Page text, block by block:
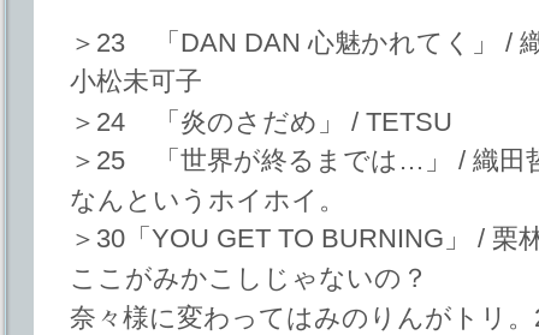
＞23 「DAN DAN 心魅かれてく」 /
小松未可子
＞24 「炎のさだめ」 / TETSU
＞25 「世界が終るまでは…」 / 織田
なんというホイホイ。
＞30「YOU GET TO BURNING」 / 栗
ここがみかこしじゃないの？
奈々様に変わってはみのりんがトリ